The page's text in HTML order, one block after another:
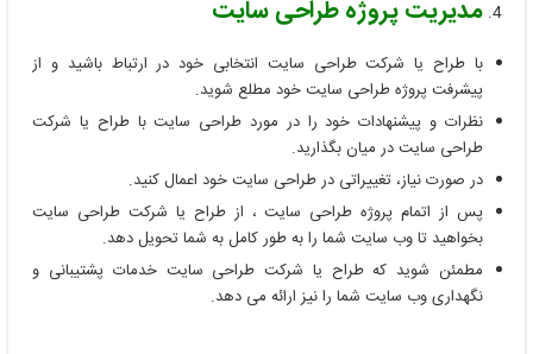
مدیریت پروژه طراحی سایت
با طراح یا شرکت طراحی سایت انتخابی خود در ارتباط باشید و از
پیشرفت پروژه طراحی سایت خود مطلع شوید.
نظرات و پیشنهادات خود را در مورد طراحی سایت با طراح یا شرکت
طراحی سایت در میان بگذارید.
در صورت نیاز، تغییراتی در طراحی سایت خود اعمال کنید.
پس از اتمام پروژه طراحی سایت ، از طراح یا شرکت طراحی سایت
بخواهید تا وب سایت شما را به طور کامل به شما تحویل دهد.
مطمئن شوید که طراح یا شرکت طراحی سایت خدمات پشتیبانی و
نگهداری وب سایت شما را نیز ارائه می دهد.